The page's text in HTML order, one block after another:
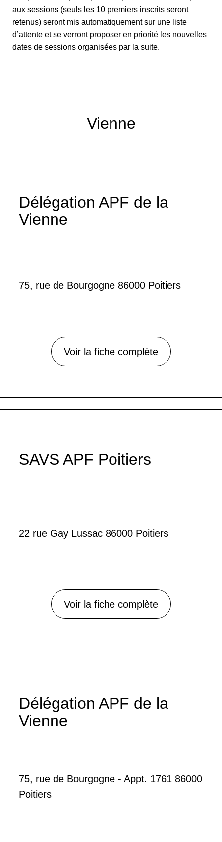
aux sessions (seuls les 10 premiers inscrits seront
retenus) seront mis automatiquement sur une liste
d’attente et se verront proposer en priorité les nouvelles
dates de sessions organisées par la suite.
Vienne
Délégation APF de la
Vienne
75, rue de Bourgogne 86000 Poitiers
Voir la fiche complète
SAVS APF Poitiers
22 rue Gay Lussac 86000 Poitiers
Voir la fiche complète
Délégation APF de la
Vienne
75, rue de Bourgogne - Appt. 1761 86000
Poitiers